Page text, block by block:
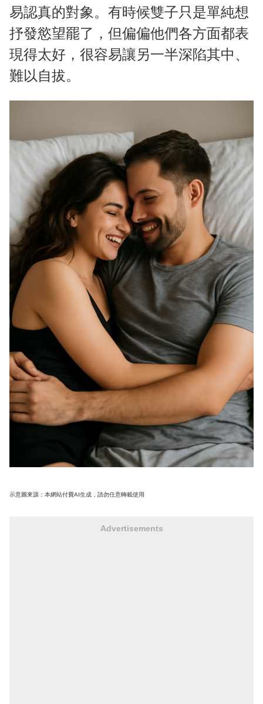
易認真的對象。有時候雙子只是單純想
抒發慾望罷了，但偏偏他們各方面都表
現得太好，很容易讓另一半深陷其中、
難以自拔。
示意圖來源：本網站付費AI生成，請勿任意轉載使用
Advertisements